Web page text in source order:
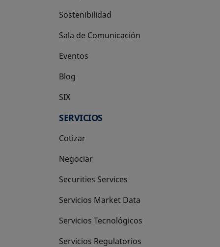
Sostenibilidad
Sala de Comunicación
Eventos
Blog
SIX
se abre en una pestaña nueva
SERVICIOS
Cotizar
Negociar
Securities Services
Servicios Market Data
Servicios Tecnológicos
Servicios Regulatorios